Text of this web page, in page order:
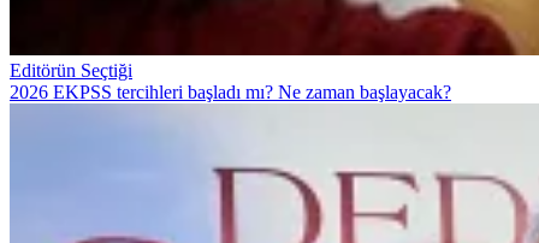
Editörün Seçtiği
2026 EKPSS tercihleri başladı mı? Ne zaman başlayacak?